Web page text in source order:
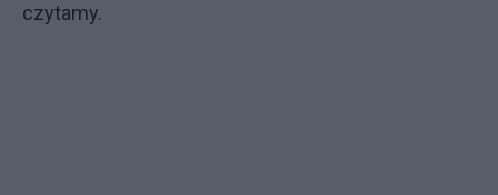
czytamy.